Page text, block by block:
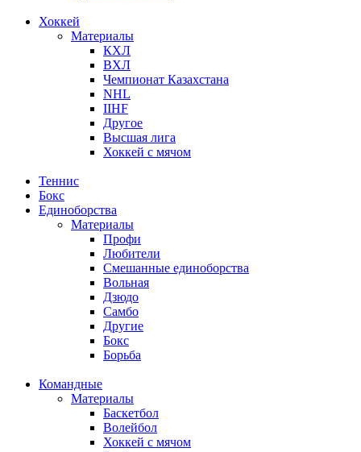
Хоккей
Материалы
КХЛ
ВХЛ
Чемпионат Казахстана
NHL
IIHF
Другое
Высшая лига
Хоккей с мячом
Теннис
Бокс
Единоборства
Материалы
Профи
Любители
Смешанные единоборства
Вольная
Дзюдо
Самбо
Другие
Бокс
Борьба
Командные
Материалы
Баскетбол
Волейбол
Хоккей с мячом